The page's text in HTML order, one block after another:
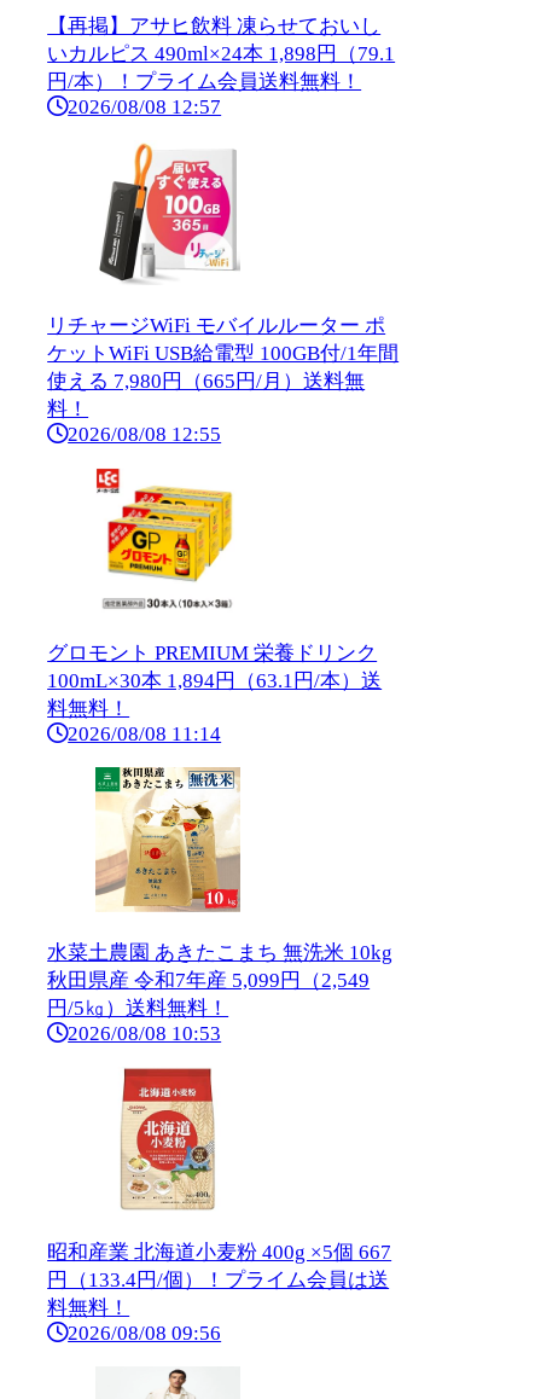
【再掲】アサヒ飲料 凍らせておいし
いカルピス 490ml×24本 1,898円（79.1
円/本）！プライム会員送料無料！
2026/08/08 12:57
リチャージWiFi モバイルルーター ポ
ケットWiFi USB給電型 100GB付/1年間
使える 7,980円（665円/月）送料無
料！
2026/08/08 12:55
グロモント PREMIUM 栄養ドリンク
100mL×30本 1,894円（63.1円/本）送
料無料！
2026/08/08 11:14
水菜土農園 あきたこまち 無洗米 10kg
秋田県産 令和7年産 5,099円（2,549
円/5㎏）送料無料！
2026/08/08 10:53
昭和産業 北海道小麦粉 400g ×5個 667
円（133.4円/個）！プライム会員は送
料無料！
2026/08/08 09:56